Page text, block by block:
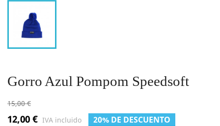
Gorro Azul Pompom Speedsoft
15,00 €
12,00 € IVA incluido 20% DE DESCUENTO